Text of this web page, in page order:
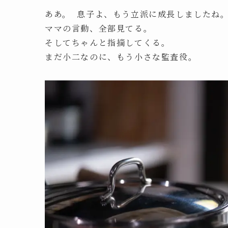
ああ。 息子よ、もう立派に成長しましたね
ママの言動、全部見てる。
そしてちゃんと指摘してくる。
まだ小二なのに、もう小さな監査役。